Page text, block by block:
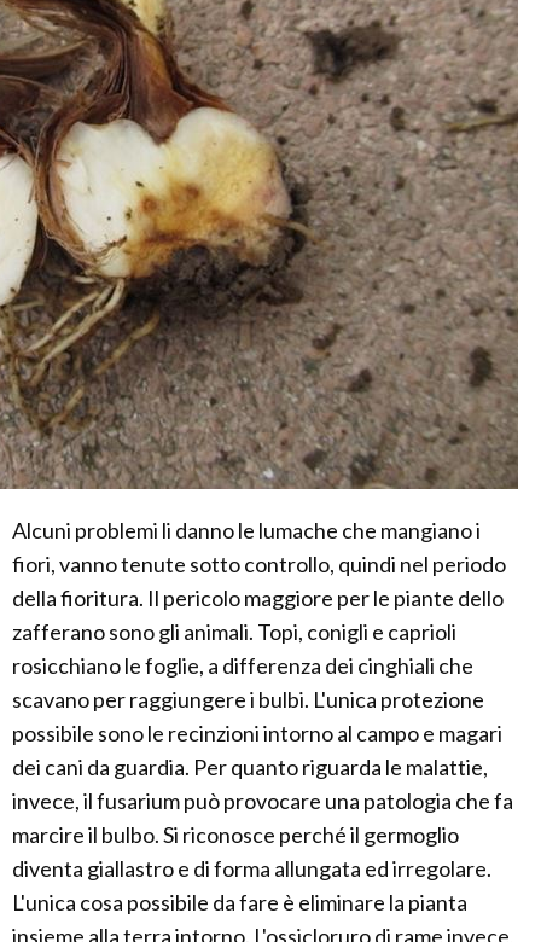
Alcuni problemi li danno le lumache che mangiano i
fiori, vanno tenute sotto controllo, quindi nel periodo
della fioritura. Il pericolo maggiore per le piante dello
zafferano sono gli animali. Topi, conigli e caprioli
rosicchiano le foglie, a differenza dei cinghiali che
scavano per raggiungere i bulbi. L'unica protezione
possibile sono le recinzioni intorno al campo e magari
dei cani da guardia. Per quanto riguarda le malattie,
invece, il fusarium può provocare una patologia che fa
marcire il bulbo. Si riconosce perché il germoglio
diventa giallastro e di forma allungata ed irregolare.
L'unica cosa possibile da fare è eliminare la pianta
insieme alla terra intorno. L'ossicloruro di rame invece,